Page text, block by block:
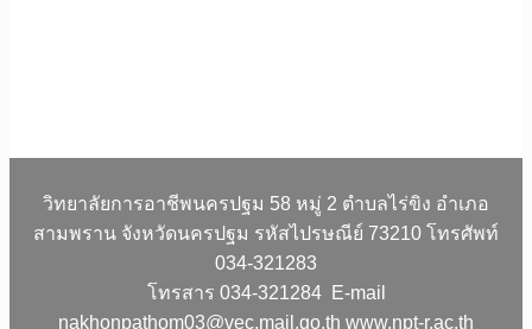
วิทยาลัยการอาชีพนครปฐม 58 หมู่ 2 ตำบลไร่ขิง อำเภอ
สามพราน จังหวัดนครปฐม รหัสไปรษณีย์ 73210 โทรศัพท์
034-321283
โทรสาร 034-321284 E-mail
nakhonpathom03@vec.mail.go.th www.npt-r.ac.th